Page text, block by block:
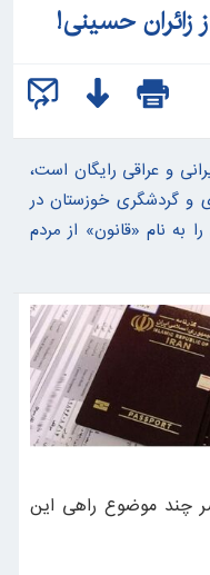
زائران حسینی!
و عراقی رایگان است،
و گردشگری خوزستان در
به نام «قانون» از مردم
چند موضوع راهی این